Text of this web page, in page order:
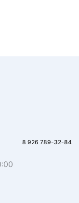
8 926 789-32-84